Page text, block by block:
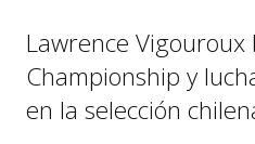
Lawrence Vigouroux
Championship y
en la selección